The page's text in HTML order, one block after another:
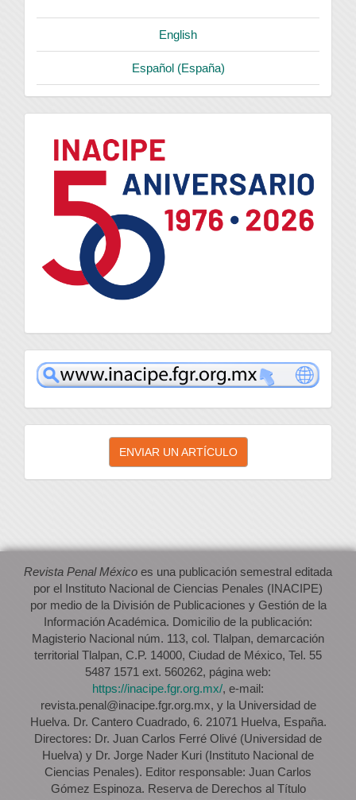
English
Español (España)
logo
inacipe
Enviar
artículo
ENVIAR UN ARTÍCULO
Revista Penal México es una publicación semestral editada
por el Instituto Nacional de Ciencias Penales (INACIPE)
por medio de la División de Publicaciones y Gestión de la
Información Académica. Domicilio de la publicación:
Magisterio Nacional núm. 113, col. Tlalpan, demarcación
territorial Tlalpan, C.P. 14000, Ciudad de México, Tel. 55
5487 1571 ext. 560262, página web:
https://inacipe.fgr.org.mx/, e-mail:
revista.penal@inacipe.fgr.org.mx, y la Universidad de
Huelva. Dr. Cantero Cuadrado, 6. 21071 Huelva, España.
Directores: Dr. Juan Carlos Ferré Olivé (Universidad de
Huelva) y Dr. Jorge Nader Kuri (Instituto Nacional de
Ciencias Penales). Editor responsable: Juan Carlos
Gómez Espinoza. Reserva de Derechos al Título